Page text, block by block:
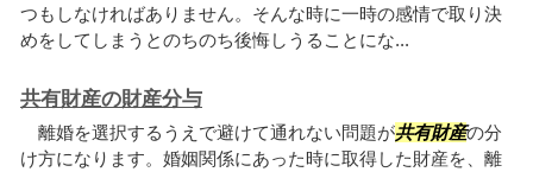
つもしなければありません。そんな時に一時の感情で取り決
めをしてしまうとのちのち後悔しうることにな...
共有財産の財産分与
離婚を選択するうえで避けて通れない問題が共有財産の分
け方になります。婚姻関係にあった時に取得した財産を、離